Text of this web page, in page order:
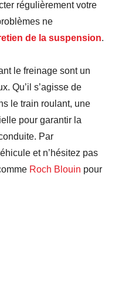
régulièrement votre
ne
de la suspension.
le freinage sont un
Qu’il s’agisse de
le train roulant, une
pour garantir la
Par
et n’hésitez pas
Roch Blouin pour